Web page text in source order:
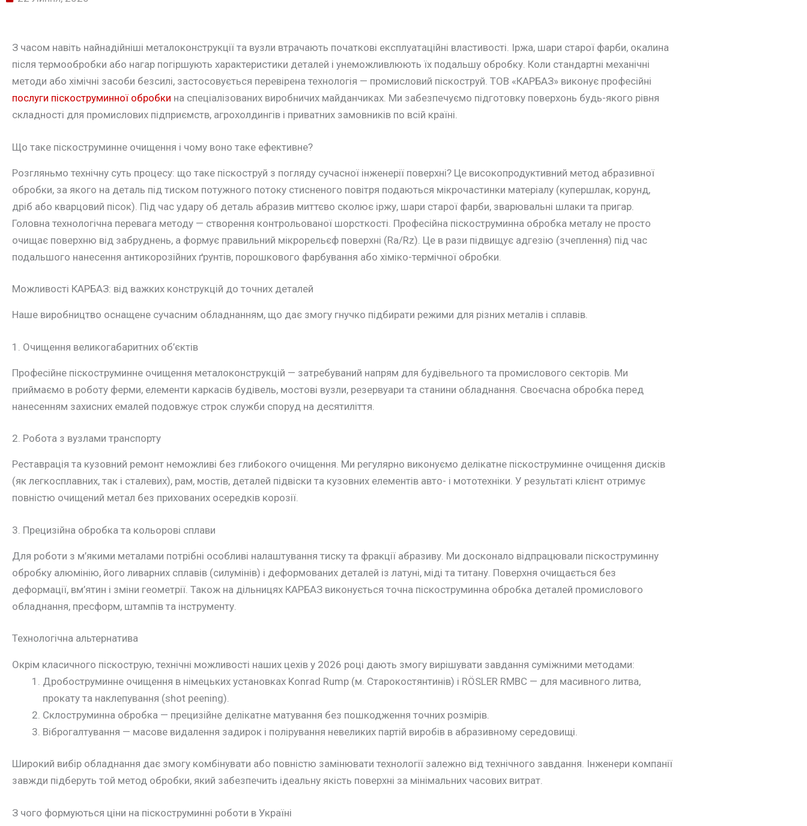
З часом навіть найнадійніші металоконструкції та вузли втрачають початкові експлуатаційні властивості. Іржа, шари старої фарби, окалина
після термообробки або нагар погіршують характеристики деталей і унеможливлюють їх подальшу обробку. Коли стандартні механічні
методи або хімічні засоби безсилі, застосовується перевірена технологія — промисловий піскоструй. ТОВ «КАРБАЗ» виконує професійні
послуги піскоструминної обробки на спеціалізованих виробничих майданчиках. Ми забезпечуємо підготовку поверхонь будь-якого рівня
складності для промислових підприємств, агрохолдингів і приватних замовників по всій країні.
Що таке піскоструминне очищення і чому воно таке ефективне?
Розгляньмо технічну суть процесу: що таке піскоструй з погляду сучасної інженерії поверхні? Це високопродуктивний метод абразивної
обробки, за якого на деталь під тиском потужного потоку стисненого повітря подаються мікрочастинки матеріалу (купершлак, корунд,
дріб або кварцовий пісок). Під час удару об деталь абразив миттєво сколює іржу, шари старої фарби, зварювальні шлаки та пригар.
Головна технологічна перевага методу — створення контрольованої шорсткості. Професійна піскоструминна обробка металу не просто
очищає поверхню від забруднень, а формує правильний мікрорельєф поверхні (Ra/Rz). Це в рази підвищує адгезію (зчеплення) під час
подальшого нанесення антикорозійних ґрунтів, порошкового фарбування або хіміко-термічної обробки.
Можливості КАРБАЗ: від важких конструкцій до точних деталей
Наше виробництво оснащене сучасним обладнанням, що дає змогу гнучко підбирати режими для різних металів і сплавів.
1. Очищення великогабаритних об’єктів
Професійне піскоструминне очищення металоконструкцій — затребуваний напрям для будівельного та промислового секторів. Ми
приймаємо в роботу ферми, елементи каркасів будівель, мостові вузли, резервуари та станини обладнання. Своєчасна обробка перед
нанесенням захисних емалей подовжує строк служби споруд на десятиліття.
2. Робота з вузлами транспорту
Реставрація та кузовний ремонт неможливі без глибокого очищення. Ми регулярно виконуємо делікатне піскоструминне очищення дисків
(як легкосплавних, так і сталевих), рам, мостів, деталей підвіски та кузовних елементів авто- і мототехніки. У результаті клієнт отримує
повністю очищений метал без прихованих осередків корозії.
3. Прецизійна обробка та кольорові сплави
Для роботи з м’якими металами потрібні особливі налаштування тиску та фракції абразиву. Ми досконало відпрацювали піскоструминну
обробку алюмінію, його ливарних сплавів (силумінів) і деформованих деталей із латуні, міді та титану. Поверхня очищається без
деформації, вм’ятин і зміни геометрії. Також на дільницях КАРБАЗ виконується точна піскоструминна обробка деталей промислового
обладнання, пресформ, штампів та інструменту.
Технологічна альтернатива
Окрім класичного піскострую, технічні можливості наших цехів у 2026 році дають змогу вирішувати завдання суміжними методами:
Дробоструминне очищення в німецьких установках Konrad Rump (м. Старокостянтинів) і RÖSLER RMBC — для масивного литва,
прокату та наклепування (shot peening).
Склоструминна обробка — прецизійне делікатне матування без пошкодження точних розмірів.
Віброгалтування — масове видалення задирок і полірування невеликих партій виробів в абразивному середовищі.
Широкий вибір обладнання дає змогу комбінувати або повністю замінювати технології залежно від технічного завдання. Інженери компанії
завжди підберуть той метод обробки, який забезпечить ідеальну якість поверхні за мінімальних часових витрат.
З чого формуються ціни на піскоструминні роботи в Україні